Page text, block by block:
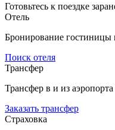
Готовьтесь к поездке
Отель
Бронирование
Поиск отеля
Трансфер
Трансфер в и из
Заказать трансфер
Страховка